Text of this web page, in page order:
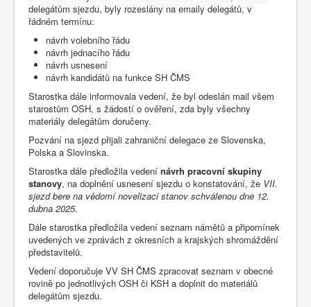
delegátům sjezdu, byly rozeslány na emaily delegátů, v
řádném termínu:
návrh volebního řádu
návrh jednacího řádu
návrh usnesení
návrh kandidátů na funkce SH ČMS
Starostka dále informovala vedení, že byl odeslán mail všem
starostům OSH, s žádostí o ověření, zda byly všechny
materiály delegátům doručeny.
Pozvání na sjezd přijali zahraniční delegace ze Slovenska,
Polska a Slovinska.
Starostka dále předložila vedení návrh pracovní skupiny
stanovy, na doplnění usnesení sjezdu o konstatování, že VII.
sjezd bere na vědomí novelizaci stanov schválenou dne 12.
dubna 2025.
Dále starostka předložila vedení seznam námětů a připomínek
uvedených ve zprávách z okresních a krajských shromáždění
představitelů.
Vedení doporučuje VV SH ČMS zpracovat seznam v obecné
rovině po jednotlivých OSH či KSH a doplnit do materiálů
delegátům sjezdu.